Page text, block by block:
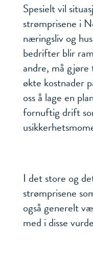
Spesielt vil
strømprisene i
næringsliv og
bedrifter blir
andre, må
økte kostnader
oss å lage en
fornuftig drift
I det store og
strømprisene
også generelt
med i disse